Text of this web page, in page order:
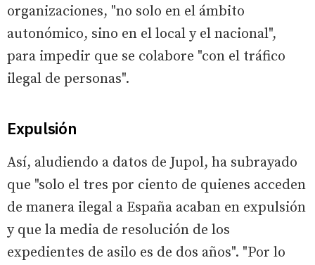
organizaciones, "no solo en el ámbito
autonómico, sino en el local y el nacional",
para impedir que se colabore "con el tráfico
ilegal de personas".
Expulsión
Así, aludiendo a datos de Jupol, ha subrayado
que "solo el tres por ciento de quienes acceden
de manera ilegal a España acaban en expulsión
y que la media de resolución de los
expedientes de asilo es de dos años". "Por lo